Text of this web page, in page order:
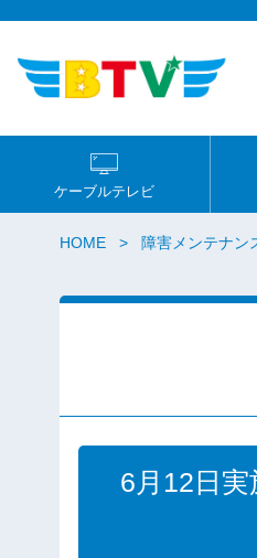
ケーブルテレビ
HOME 障害メンテナン
6月12日